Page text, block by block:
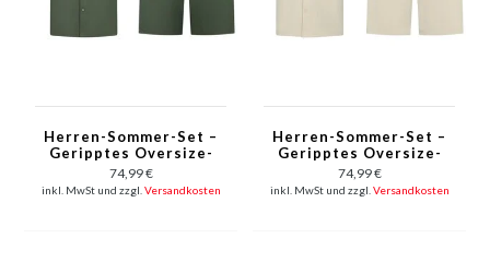
Herren-Sommer-Set –
Geripptes Oversize-
Hemd und Shorts –
Zweiteiliges Set – F-
5830 – Grün
74,99 €
inkl. MwSt und zzgl. Versandkosten
Herren-Sommer-Set –
Geripptes Oversize-
Hemd und Shorts –
Zweiteiliges Set – F-
5830 – Beige
74,99 €
inkl. MwSt und zzgl. Versandkosten